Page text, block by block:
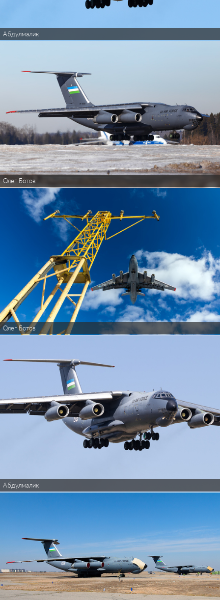
Абдулмалик
Олег Ботов
Олег Ботов
Абдулмалик